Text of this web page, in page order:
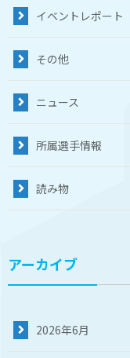
イベントレポート
その他
ニュース
所属選手情報
読み物
アーカイブ
2026年6月